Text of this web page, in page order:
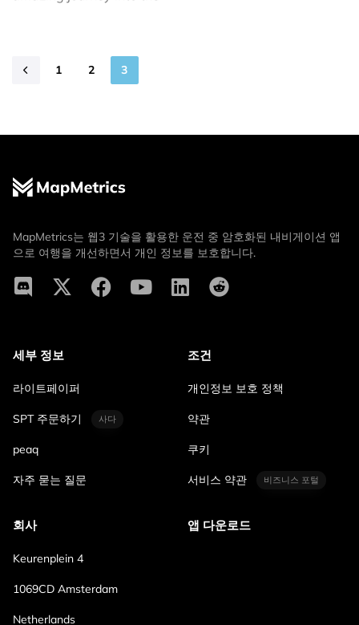
1 2 3
MapMetrics는 웹3 기술을 활용한 운전 중 암호화된 내비게이션 앱
으로 여행을 개선하면서 개인 정보를 보호합니다.
세부 정보
라이트페이퍼
SPT 주문하기 사다
peaq
자주 묻는 질문
조건
개인정보 보호 정책
약관
쿠키
서비스 약관 비즈니스 포털
회사
Keurenplein 4
1069CD Amsterdam
Netherlands
앱 다운로드